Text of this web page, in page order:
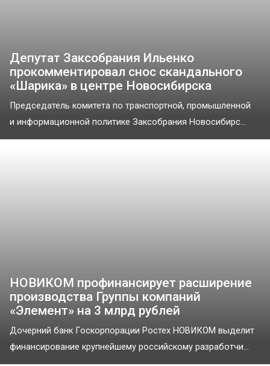
Депутат Заксобрания Ильенко
прокомментировал снос скандального
«Шарика» в центре Новосибирска
Председатель комитета по транспортной, промышленной
и информационной политике Заксобрания Новосибирс...
НОВИКОМ профинансирует расширение
производства Группы компаний
«Элемент» на 3 млрд рублей
Дочерний банк Госкорпорации Ростех НОВИКОМ выделит
финансирование крупнейшему российскому разработчи...